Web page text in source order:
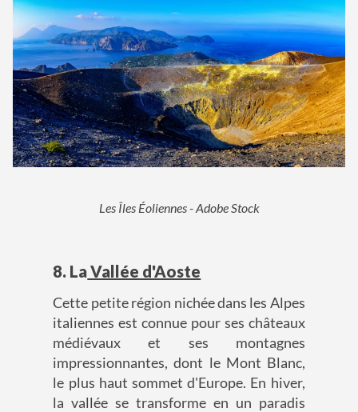
Les Îles Éoliennes - Adobe Stock
8. LaVallée d'Aoste
Cette petite région nichée dans les Alpes
italiennes est connue pour ses châteaux
médiévaux et ses montagnes
impressionnantes, dont le Mont Blanc,
le plus haut sommet d'Europe. En hiver,
la vallée se transforme en un paradis